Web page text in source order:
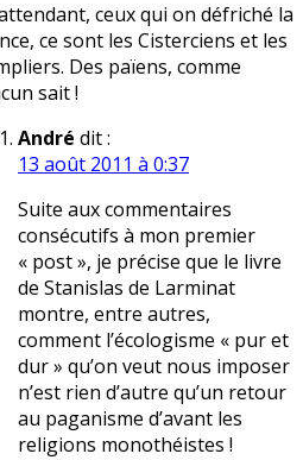
ceux qui on défriché la
ce sont les Cisterciens et les
Des païens, comme
sait !
André dit :
13 août 2011 à 0:37
Suite aux commentaires
consécutifs à mon premier
« post », je précise que le livre
de Stanislas de Larminat
montre, entre autres,
comment l’écologisme « pur et
dur » qu’on veut nous imposer
n’est rien d’autre qu’un retour
au paganisme d’avant les
religions monothéistes !